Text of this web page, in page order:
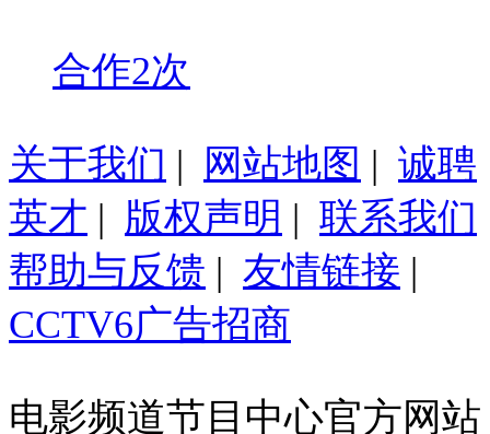
合作2次
关于我们 | 网站地图 | 诚聘
英才 | 版权声明 | 联系我们
帮助与反馈 | 友情链接 |
CCTV6广告招商
电影频道节目中心官方网站